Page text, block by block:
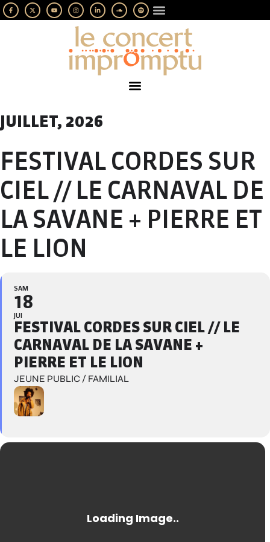
JUILLET, 2026
FESTIVAL CORDES SUR
CIEL // LE CARNAVAL DE
LA SAVANE + PIERRE ET
LE LION
SAM
18
JUI
FESTIVAL CORDES SUR CIEL // LE
CARNAVAL DE LA SAVANE +
PIERRE ET LE LION
JEUNE PUBLIC / FAMILIAL